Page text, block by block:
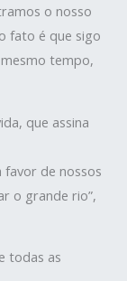
o nosso
fato é que sigo
tempo,
que assina
favor de nossos
o grande rio”,
todas as